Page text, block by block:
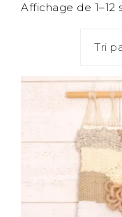
Affichage de 1–12